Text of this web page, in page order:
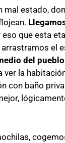
mal estado,
eso que esta
arrastramos el
del
ver la
con baño